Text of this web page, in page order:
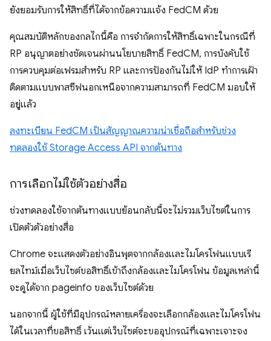
ยังยอมรับการให้สิทธิ์ที่ได้จากข้อความแจ้ง FedCM ด้วย
คุณสมบัติหลักของกลไกนี้คือ การจำกัดการให้สิทธิ์เฉพาะในกรณีที่
RP อนุญาตอย่างชัดเจนผ่านนโยบายสิทธิ์ FedCM, การบังคับใช้
การควบคุมต่อเฟรมสำหรับ RP และการป้องกันไม่ให้ IdP ทำการเฝ้า
ติดตามแบบพาสซีฟนอกเหนือจากความสามารถที่ FedCM มอบให้
อยู่แล้ว
ลงทะเบียน FedCM เป็นสัญญาณความน่าเชื่อถือสําหรับช่วง
ทดลองใช้ Storage Access API จากต้นทาง
การเลือกไม่ใช้ตัวอย่างสื่อ
ช่วงทดลองใช้จากต้นทางแบบย้อนกลับนี้จะไม่รวมเว็บไซต์ในการ
เปิดตัวตัวอย่างสื่อ
Chrome จะแสดงตัวอย่างอินพุตจากกล้องและไมโครโฟนแบบเรี
ยลไทม์เมื่อเว็บไซต์ขอสิทธิ์เข้าถึงกล้องและไมโครโฟน ข้อมูลเหล่านี้
จะดูได้จาก pageinfo ของเว็บไซต์ด้วย
นอกจากนี้ ผู้ใช้ที่มีอุปกรณ์หลายเครื่องจะเลือกกล้องและไมโครโฟน
ได้ในเวลาที่ขอสิทธิ์ เว้นแต่เว็บไซต์จะขออุปกรณ์ที่เฉพาะเจาะจง